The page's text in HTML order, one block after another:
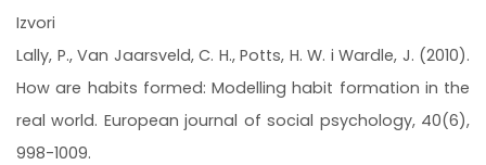
Izvori
Lally, P., Van Jaarsveld, C. H., Potts, H. W. i Wardle, J. (2010).
How are habits formed: Modelling habit formation in the
real world. European journal of social psychology, 40(6),
998-1009.